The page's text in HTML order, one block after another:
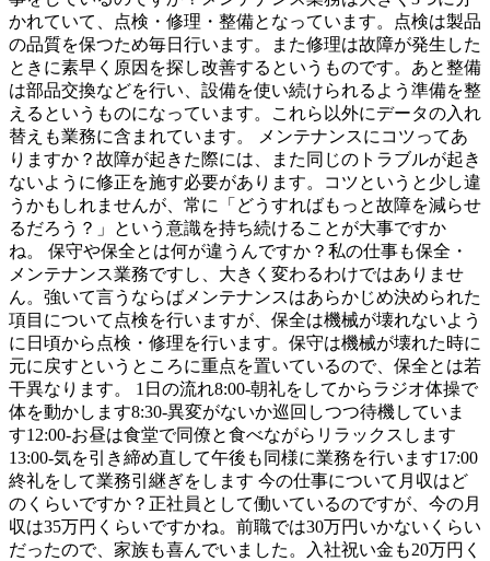
かれていて、点検・修理・整備となっています。点検は製品
の品質を保つため毎日行います。また修理は故障が発生した
ときに素早く原因を探し改善するというものです。あと整備
は部品交換などを行い、設備を使い続けられるよう準備を整
えるというものになっています。これら以外にデータの入れ
替えも業務に含まれています。 メンテナンスにコツってあ
りますか？故障が起きた際には、また同じのトラブルが起き
ないように修正を施す必要があります。コツというと少し違
うかもしれませんが、常に「どうすればもっと故障を減らせ
るだろう？」という意識を持ち続けることが大事ですか
ね。 保守や保全とは何が違うんですか？私の仕事も保全・
メンテナンス業務ですし、大きく変わるわけではありませ
ん。強いて言うならばメンテナンスはあらかじめ決められた
項目について点検を行いますが、保全は機械が壊れないよう
に日頃から点検・修理を行います。保守は機械が壊れた時に
元に戻すというところに重点を置いているので、保全とは若
干異なります。 1日の流れ8:00-朝礼をしてからラジオ体操で
体を動かします8:30-異変がないか巡回しつつ待機していま
す12:00-お昼は食堂で同僚と食べながらリラックスします
13:00-気を引き締め直して午後も同様に業務を行います17:00
終礼をして業務引継ぎをします 今の仕事について月収はど
のくらいですか？正社員として働いているのですが、今の月
収は35万円くらいですかね。前職では30万円いかないくらい
だったので、家族も喜んでいました。入社祝い金も20万円く